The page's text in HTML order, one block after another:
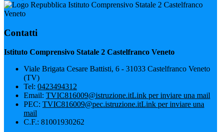
Istituto Comprensivo Statale 2 Castelfranco
Veneto
Contatti
Istituto Comprensivo Statale 2 Castelfranco Veneto
Viale Brigata Cesare Battisti, 6 - 31033 Castelfranco Veneto
(TV)
Tel: 0423494312
Email: TVIC816009@istruzione.itLink per inviare una mail
PEC: TVIC816009@pec.istruzione.itLink per inviare una
mail
C.F.: 81001930262